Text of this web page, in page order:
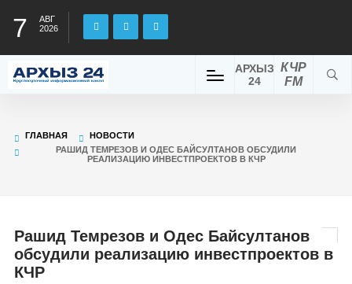
7
АВГ
2026
КЧР
FM
АРХЫЗ
24
ГЛАВНАЯ
НОВОСТИ
РАШИД ТЕМРЕЗОВ И ОДЕС БАЙСУЛТАНОВ ОБСУДИЛИ
РЕАЛИЗАЦИЮ ИНВЕСТПРОЕКТОВ В КЧР
Рашид Темрезов и Одес Байсултанов
обсудили реализацию инвестпроектов в
КЧР